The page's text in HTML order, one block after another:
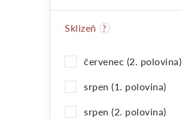
Sklizeň ?
červenec (2. polovina)
srpen (1. polovina)
srpen (2. polovina)